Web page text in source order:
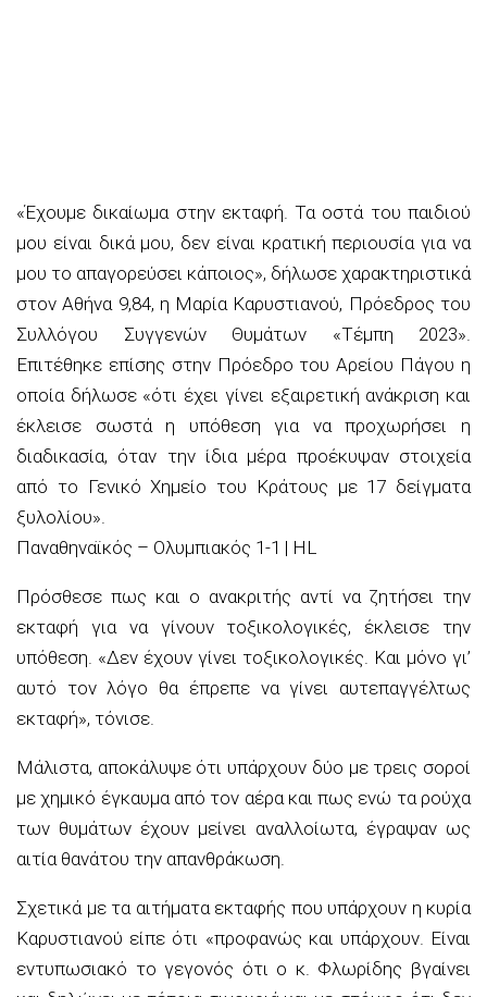
«Έχουμε δικαίωμα στην εκταφή. Τα οστά του παιδιού
μου είναι δικά μου, δεν είναι κρατική περιουσία για να
μου το απαγορεύσει κάποιος», δήλωσε χαρακτηριστικά
στον Αθήνα 9,84, η Μαρία Καρυστιανού, Πρόεδρος του
Συλλόγου Συγγενών Θυμάτων «Τέμπη 2023».
Επιτέθηκε επίσης στην Πρόεδρο του Αρείου Πάγου η
οποία δήλωσε «ότι έχει γίνει εξαιρετική ανάκριση και
έκλεισε σωστά η υπόθεση για να προχωρήσει η
διαδικασία, όταν την ίδια μέρα προέκυψαν στοιχεία
από το Γενικό Χημείο του Κράτους με 17 δείγματα
ξυλολίου».
Παναθηναϊκός – Ολυμπιακός 1-1 | HL
Πρόσθεσε πως και ο ανακριτής αντί να ζητήσει την
εκταφή για να γίνουν τοξικολογικές, έκλεισε την
υπόθεση. «Δεν έχουν γίνει τοξικολογικές. Και μόνο γι’
αυτό τον λόγο θα έπρεπε να γίνει αυτεπαγγέλτως
εκταφή», τόνισε.
Μάλιστα, αποκάλυψε ότι υπάρχουν δύο με τρεις σοροί
με χημικό έγκαυμα από τον αέρα και πως ενώ τα ρούχα
των θυμάτων έχουν μείνει αναλλοίωτα, έγραψαν ως
αιτία θανάτου την απανθράκωση.
Σχετικά με τα αιτήματα εκταφής που υπάρχουν η κυρία
Καρυστιανού είπε ότι «προφανώς και υπάρχουν. Είναι
εντυπωσιακό το γεγονός ότι ο κ. Φλωρίδης βγαίνει